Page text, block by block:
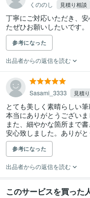
くののし 見積り相談
丁寧にご対応いただき、
たぜひお願いしたいです。
参考になった
出品者からの返信を読む
Sasami_3333 見積
とても美しく素晴らしい
本当にありがとうございま
また、細やかな箇所まで
安心致しました。ありがと
参考になった
出品者からの返信を読む
このサービスを買った